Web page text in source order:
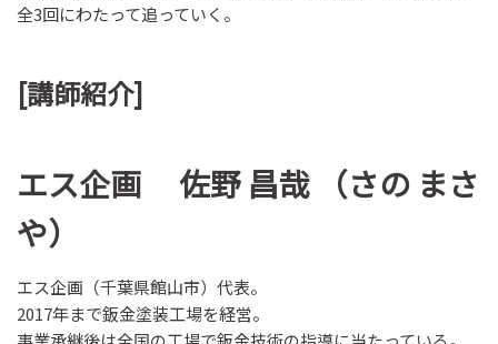
全3回にわたって追っていく。
[講師紹介]
エス企画 佐野 昌哉 （さの まさ
や）
エス企画（千葉県館山市）代表。
2017年まで鈑金塗装工場を経営。